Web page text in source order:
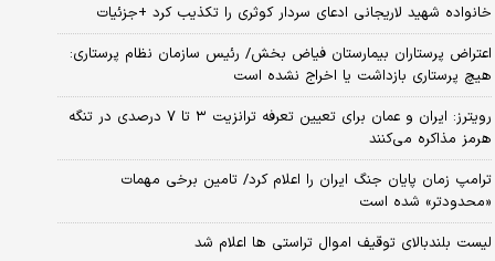
خانواده شهید لاریجانی ادعای سردار کوثری را تکذیب کرد +جزئیات
اعتراض پرستاران بیمارستان فیاض بخش/ رئیس سازمان نظام پرستاری:
هیچ پرستاری بازداشت یا اخراج نشده است
رویترز: ایران و عمان برای تعیین تعرفه ترانزیت ۳ تا ۷ درصدی در تنگه
هرمز مذاکره می‌کنند
ترامپ زمان پایان جنگ ایران را اعلام کرد/ تامین برخی مهمات
«محدودتر» شده است
لیست بلندبالای توقیف اموال تراستی ها اعلام شد